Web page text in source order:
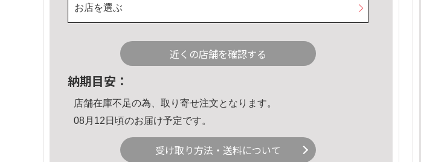
お店を選ぶ
近くの店舗を確認する
納期目安：
店舗在庫不足の為、取り寄せ注文となります。
08月12日頃のお届け予定です。
受け取り方法・送料について